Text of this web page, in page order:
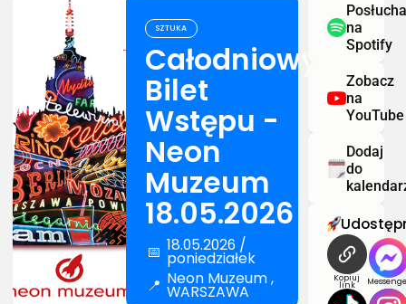
SZTUKA
Całodniowy
Bilet
Wstępu -
Neon
Muzeum
18.05.2026
📅 18.05.2026 /
poniedziałek
📍 Neon Muzeum ,
WARSZAWA
na
Spotify
Zobacz
na
YouTube
Dodaj
do
Kopiuj
link